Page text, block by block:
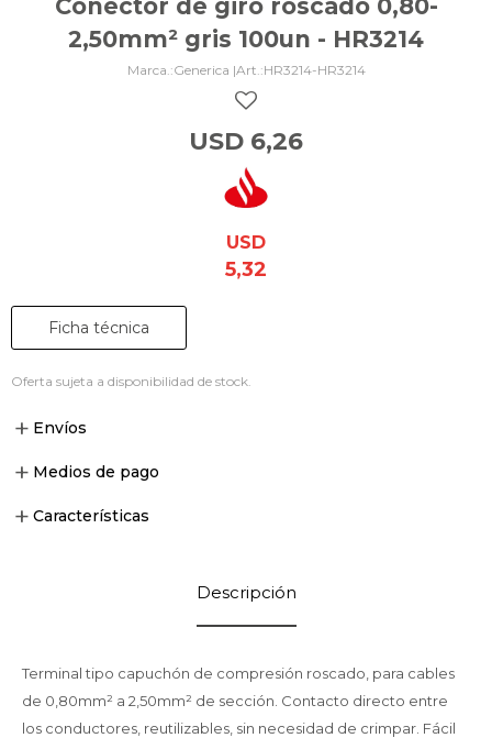
Conector de giro roscado 0,80-
2,50mm² gris 100un - HR3214
Generica | HR3214-HR3214
USD 6,26
USD
5,32
Ficha técnica
Oferta sujeta a disponibilidad de stock.
Envíos
Medios de pago
Características
Descripción
Terminal tipo capuchón de compresión roscado, para cables
de 0,80mm² a 2,50mm² de sección. Contacto directo entre
los conductores, reutilizables, sin necesidad de crimpar. Fácil